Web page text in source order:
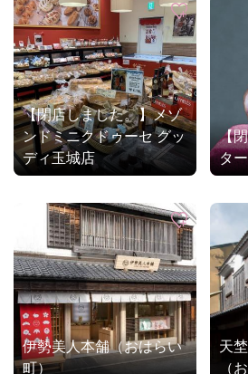
【閉店しました。】メゾ
ンドミニクドゥーセ グッ
ディ玉城店
【
ター
伊勢美人本舗（おはらい
町）
天
（